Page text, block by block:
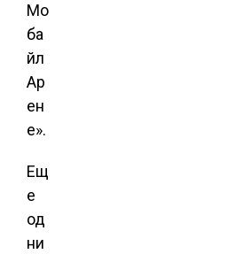
Мо
ба
йл
Ар
ен
е».
Ещ
е
од
ни